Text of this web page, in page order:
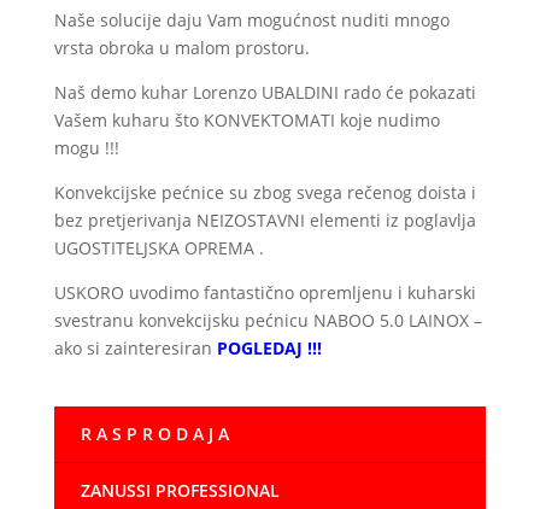
Naše solucije daju Vam mogućnost nuditi mnogo
vrsta obroka u malom prostoru.
Naš demo kuhar Lorenzo UBALDINI rado će pokazati
Vašem kuharu što KONVEKTOMATI koje nudimo
mogu !!!
Konvekcijske pećnice su zbog svega rečenog doista i
bez pretjerivanja NEIZOSTAVNI elementi iz poglavlja
UGOSTITELJSKA OPREMA .
USKORO uvodimo fantastično opremljenu i kuharski
svestranu konvekcijsku pećnicu NABOO 5.0 LAINOX –
ako si zainteresiran POGLEDAJ !!!
R A S P R O D A J A
ZANUSSI PROFESSIONAL